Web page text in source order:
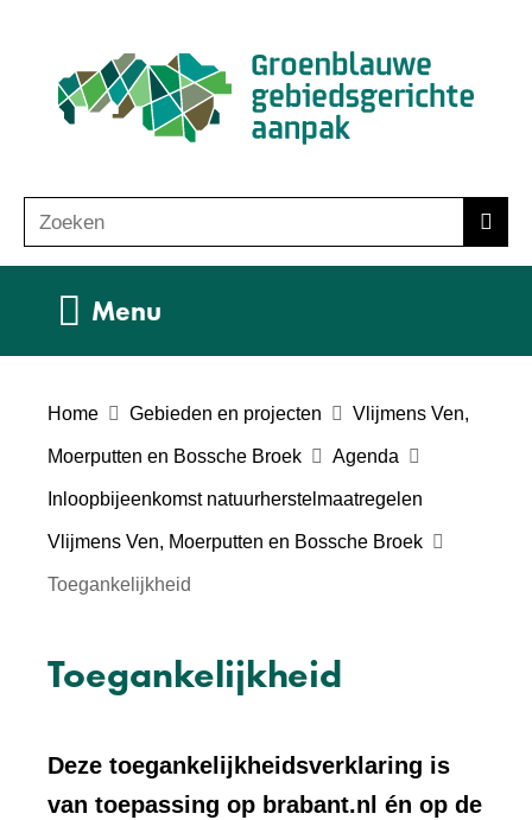
naar
de
inhoud
o
e
Zoeken
Menu
Home Gebieden en projecten Vlijmens Ven,
Moerputten en Bossche Broek Agenda
Inloopbijeenkomst natuurherstelmaatregelen
Vlijmens Ven, Moerputten en Bossche Broek
Toegankelijkheid
Toegankelijkheid
Deze toegankelijkheidsverklaring is
van toepassing op brabant.nl én op de